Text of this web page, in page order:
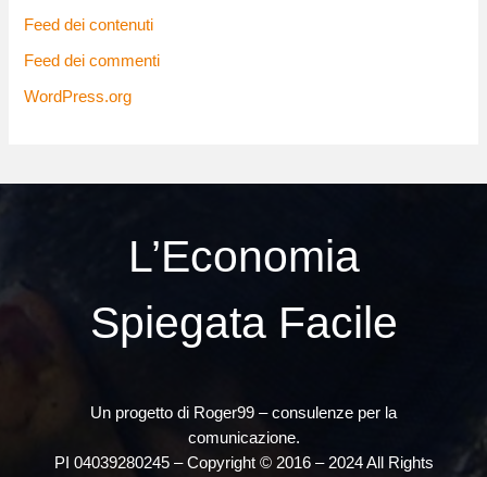
Feed dei contenuti
Feed dei commenti
WordPress.org
L’Economia
Spiegata Facile
Un progetto di Roger99 – consulenze per la
comunicazione.
PI 04039280245 – Copyright © 2016 – 2024 All Rights